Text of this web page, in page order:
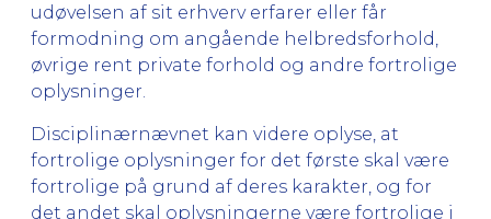
udøvelsen af sit erhverv erfarer eller får
formodning om angående helbredsforhold,
øvrige rent private forhold og andre fortrolige
oplysninger.
Disciplinærnævnet kan videre oplyse, at
fortrolige oplysninger for det første skal være
fortrolige på grund af deres karakter, og for
det andet skal oplysningerne være fortrolige i